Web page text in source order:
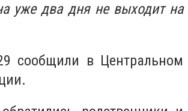
уже два дня не выходит на
сообщили в Центральном